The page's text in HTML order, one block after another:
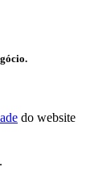
do website